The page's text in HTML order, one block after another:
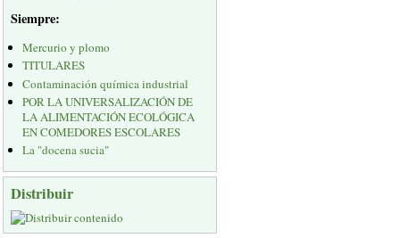
Siempre:
Mercurio y plomo
TITULARES
Contaminación química industrial
POR LA UNIVERSALIZACIÓN DE
LA ALIMENTACIÓN ECOLÓGICA
EN COMEDORES ESCOLARES
La "docena sucia"
Distribuir